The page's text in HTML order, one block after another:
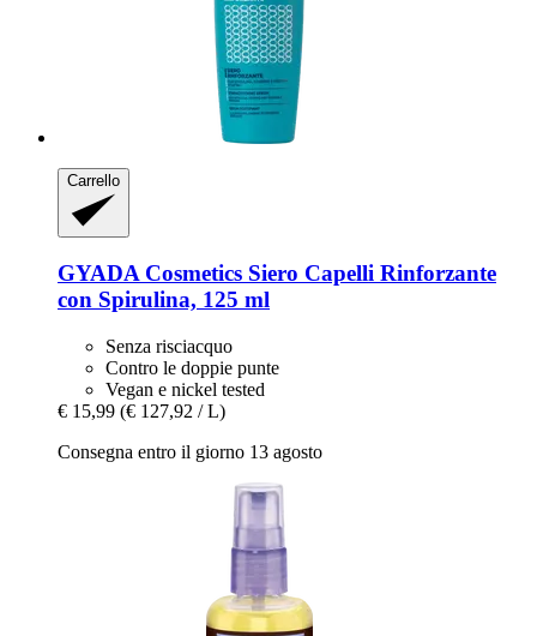
Carrello
GYADA Cosmetics Siero Capelli Rinforzante
con Spirulina, 125 ml
Senza risciacquo
Contro le doppie punte
Vegan e nickel tested
€ 15,99 (€ 127,92 / L)
Consegna entro il giorno 13 agosto